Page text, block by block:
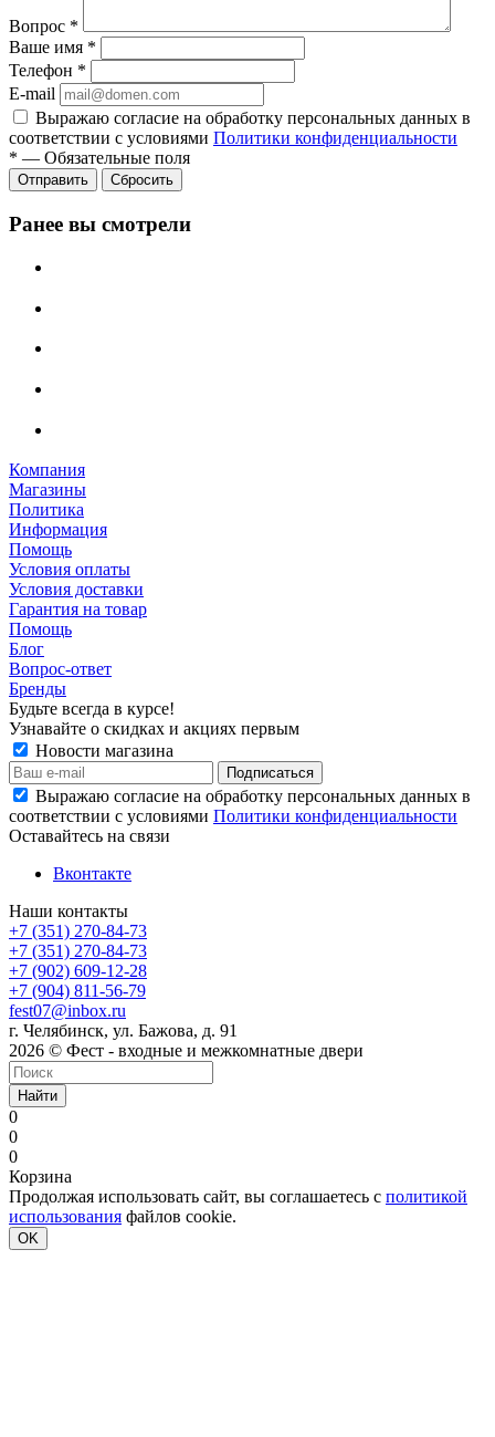
Вопрос *
Ваше имя *
Телефон *
E-mail
Выражаю согласие на обработку персональных данных в
соответствии с условиями Политики конфиденциальности
* — Обязательные поля
Отправить Сбросить
Ранее вы смотрели
Компания
Магазины
Политика
Информация
Помощь
Условия оплаты
Условия доставки
Гарантия на товар
Помощь
Блог
Вопрос-ответ
Бренды
Будьте всегда в курсе!
Узнавайте о скидках и акциях первым
Новости магазина
Выражаю согласие на обработку персональных данных в
соответствии с условиями Политики конфиденциальности
Оставайтесь на связи
Вконтакте
Наши контакты
+7 (351) 270-84-73
+7 (351) 270-84-73
+7 (902) 609-12-28
+7 (904) 811-56-79
fest07@inbox.ru
г. Челябинск, ул. Бажова, д. 91
2026 © Фест - входные и межкомнатные двери
Найти
0
0
0
Корзина
Продолжая использовать сайт, вы соглашаетесь с политикой
использования файлов cookie.
OK